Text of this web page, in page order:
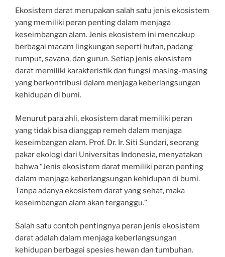
Ekosistem darat merupakan salah satu jenis ekosistem
yang memiliki peran penting dalam menjaga
keseimbangan alam. Jenis ekosistem ini mencakup
berbagai macam lingkungan seperti hutan, padang
rumput, savana, dan gurun. Setiap jenis ekosistem
darat memiliki karakteristik dan fungsi masing-masing
yang berkontribusi dalam menjaga keberlangsungan
kehidupan di bumi.
Menurut para ahli, ekosistem darat memiliki peran
yang tidak bisa dianggap remeh dalam menjaga
keseimbangan alam. Prof. Dr. Ir. Siti Sundari, seorang
pakar ekologi dari Universitas Indonesia, menyatakan
bahwa “Jenis ekosistem darat memiliki peran penting
dalam menjaga keberlangsungan kehidupan di bumi.
Tanpa adanya ekosistem darat yang sehat, maka
keseimbangan alam akan terganggu.”
Salah satu contoh pentingnya peran jenis ekosistem
darat adalah dalam menjaga keberlangsungan
kehidupan berbagai spesies hewan dan tumbuhan.